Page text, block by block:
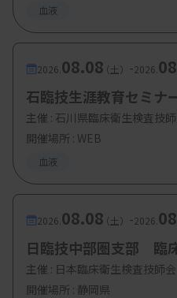
津田勉技師（熊本赤
谷村純子技師（中津
査科）
（2月8日）
・講演1：フローサイト
トグラムの読み）
政元いずみ技師（日
部）
・講演2：骨髄の見方・
河野克也技師（大分
部）
・特別講演：骨髄系腫瘍
血液
2026. 08.08（土） -2026.
石臨技生涯教育セミナ
主催 : 石川県臨床衛生検査技
開催場所 : WEB
血液
2026. 08.08（土） -2026.
日臨技中部圏支部 臨
主催 : 日本臨床衛生検査技師会
開催場所 : 静岡県